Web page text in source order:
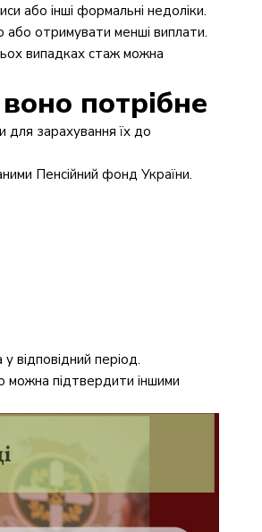
або інші формальні недоліки.
отримувати менші виплати.
випадках стаж можна
потрібне
для зарахування їх до
Пенсійний фонд України.
відповідний період.
можна підтвердити іншими